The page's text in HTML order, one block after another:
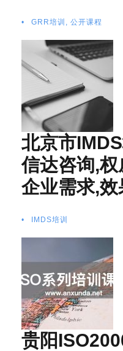
• GRR培训 公开课程
北京市
信达咨询,
企业需求,效
• IMDS培训
贵阳